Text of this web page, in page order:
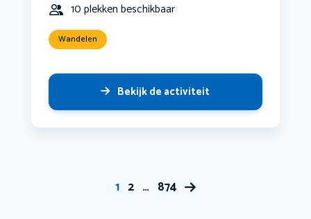
10 plekken beschikbaar
Wandelen
Bekijk de activiteit
1 2 … 874